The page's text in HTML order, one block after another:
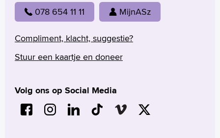
078 654 11 11 MijnASz
Compliment, klacht, suggestie?
Stuur een kaartje en doneer
Volg ons op Social Media